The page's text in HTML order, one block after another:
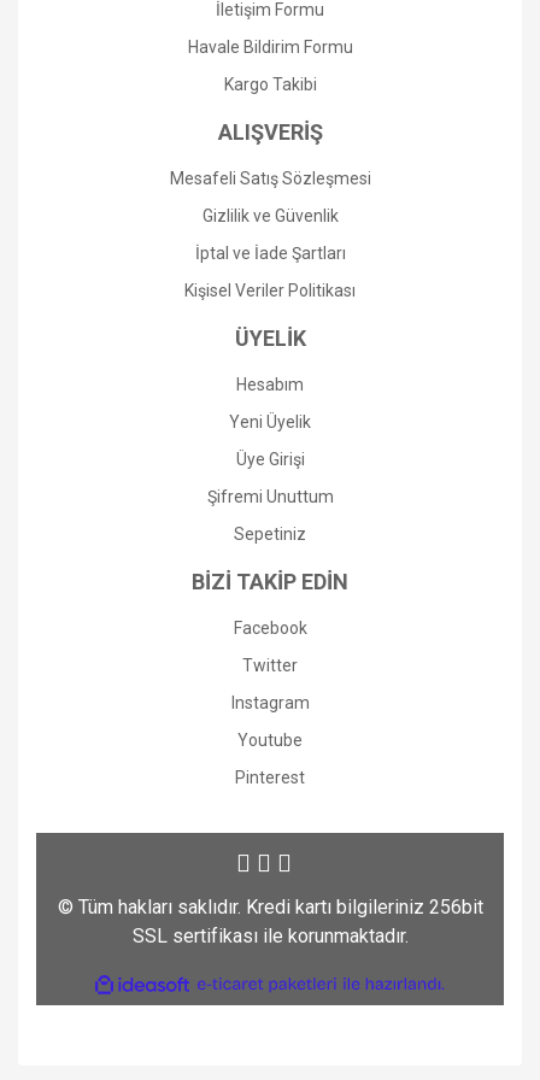
Gönder
İletişim Formu
Havale Bildirim Formu
Kargo Takibi
ALIŞVERİŞ
Mesafeli Satış Sözleşmesi
Gizlilik ve Güvenlik
İptal ve İade Şartları
Kişisel Veriler Politikası
ÜYELİK
Hesabım
Yeni Üyelik
Üye Girişi
Şifremi Unuttum
Sepetiniz
BİZİ TAKİP EDİN
Facebook
Twitter
Instagram
Youtube
Pinterest
© Tüm hakları saklıdır. Kredi kartı bilgileriniz 256bit
SSL sertifikası ile korunmaktadır.
ideasoft
e-
hazırlandı.